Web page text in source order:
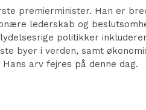
premierminister. Han er
lederskab og
politikker
byer i verden, samt
arv fejres på denne dag.